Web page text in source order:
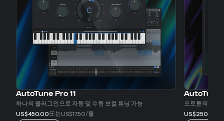
AutoTune Pro 11
하나의 플러그인으로 자동 및 수동 보컬 튜닝 가능
US$450.00또는US$17.50/월
AutoTune
오토튠의 다음
US$250.00